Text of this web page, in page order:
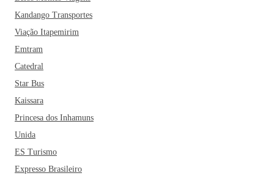
Kandango Transportes
Viação Itapemirim
Emtram
Catedral
Star Bus
Kaissara
Princesa dos Inhamuns
Unida
ES Turismo
Expresso Brasileiro